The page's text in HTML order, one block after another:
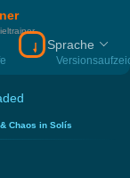
Download
Sprache
Chaos in Solís